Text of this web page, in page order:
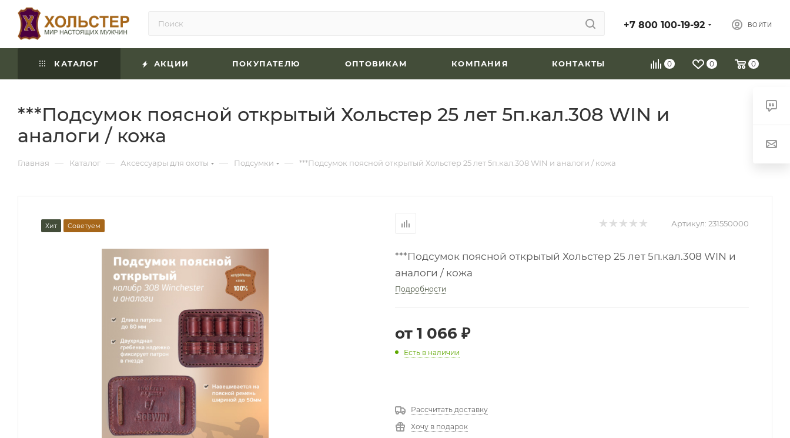
+7 800 100-19-92 ВОЙТИ
0 0 0
КАТАЛОГ АКЦИИ ПОКУПАТЕЛЮ ОПТОВИКАМ КОМПАНИЯ КОНТАКТЫ
***Подсумок поясной открытый Хольстер 25 лет 5п.кал.308 WIN и
аналоги / кожа
Главная — Каталог — Аксессуары для охоты — Подсумки — ***Подсумок поясной открытый Хольстер 25 лет 5п.кал.308 WIN и аналоги / кожа
Хит Советуем Артикул: 231550000
***Подсумок поясной открытый Хольстер 25 лет 5п.кал.308 WIN и
аналоги / кожа
Подробности
от 1 066 ₽
Есть в наличии
Рассчитать доставку
Хочу в подарок